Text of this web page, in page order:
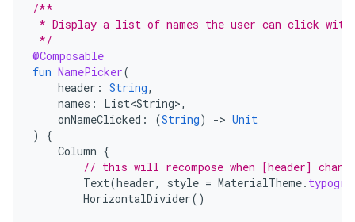
/**
* Display a list of names the user can click with
*/
@Composable
fun NamePicker(
header : String,
names : List<String>,
onNameClicked : (String) -> Unit
)
{
Column {
// this will recompose when [header]
Text(header, style = MaterialTheme.
HorizontalDivider()